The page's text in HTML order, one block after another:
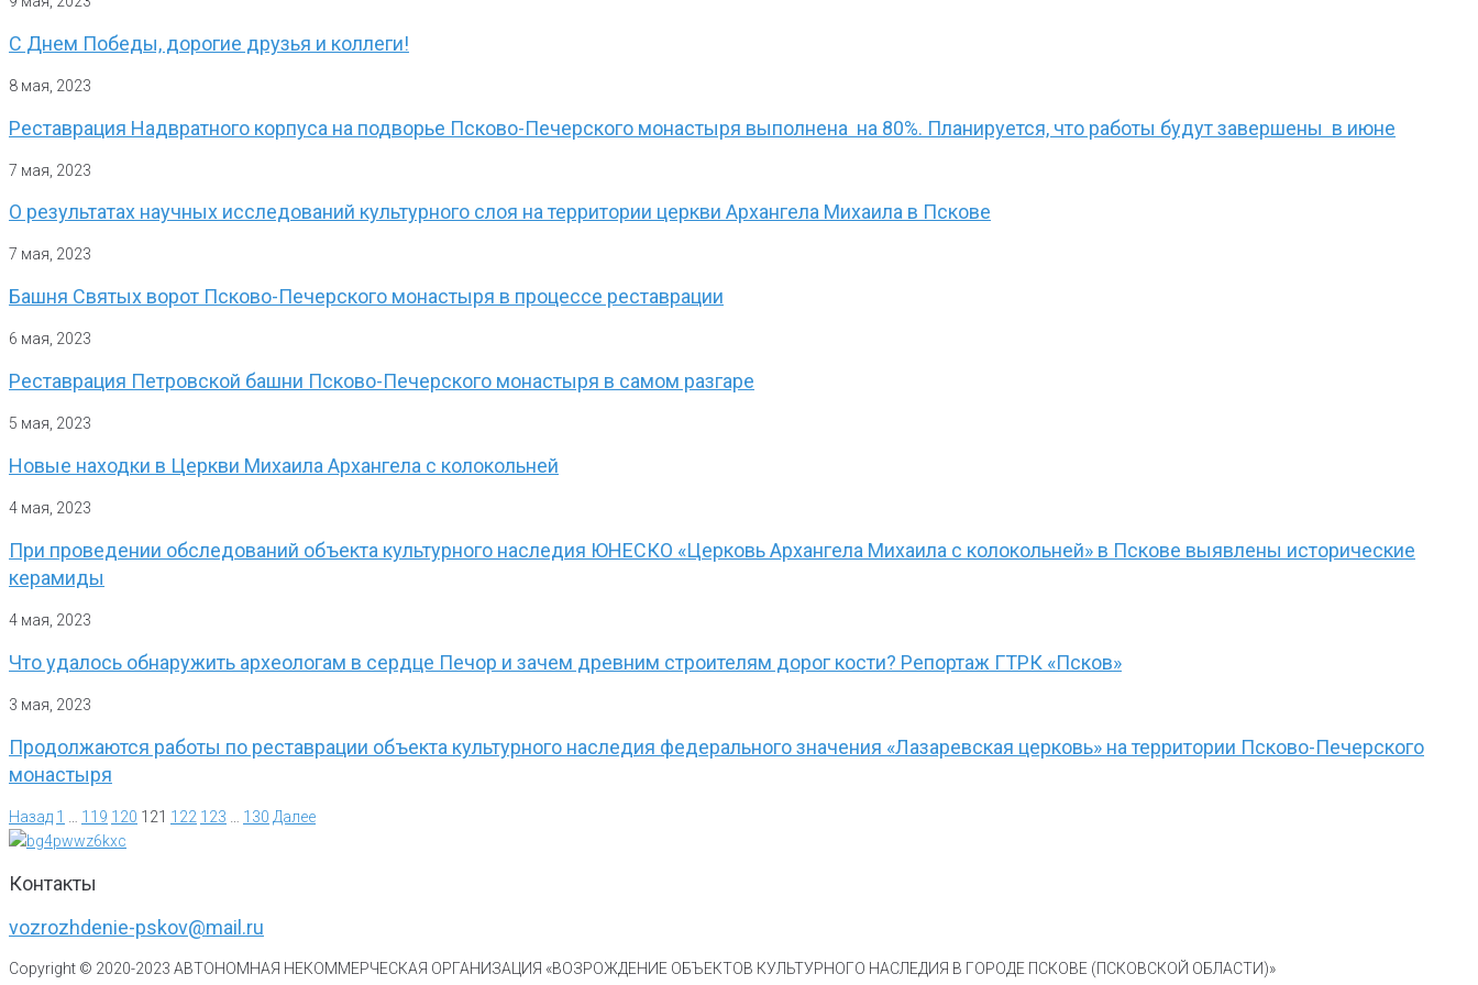
С Днем Победы, дорогие друзья и коллеги!
8 мая, 2023
Реставрация Надвратного корпуса на подворье Псково-Печерского монастыря выполнена на 80%. Планируется, что работы будут завершены в июне
7 мая, 2023
О результатах научных исследований культурного слоя на территории церкви Архангела Михаила в Пскове
7 мая, 2023
Башня Святых ворот Псково-Печерского монастыря в процессе реставрации
6 мая, 2023
Реставрация Петровской башни Псково-Печерского монастыря в самом разгаре
5 мая, 2023
Новые находки в Церкви Михаила Архангела с колокольней
4 мая, 2023
При проведении обследований объекта культурного наследия ЮНЕСКО «Церковь Архангела Михаила с колокольней» в Пскове выявлены исторические
керамиды
4 мая, 2023
Что удалось обнаружить археологам в сердце Печор и зачем древним строителям дорог кости? Репортаж ГТРК «Псков»
3 мая, 2023
Продолжаются работы по реставрации объекта культурного наследия федерального значения «Лазаревская церковь» на территории Псково-Печерского
монастыря
Назад 1 119 120 121 122 123 130 Далее
Контакты
vozrozhdenie-pskov@mail.ru
Copyright © 2020-2023 АВТОНОМНАЯ НЕКОММЕРЧЕСКАЯ ОРГАНИЗАЦИЯ «ВОЗРОЖДЕНИЕ ОБЪЕКТОВ КУЛЬТУРНОГО НАСЛЕДИЯ В ГОРОДЕ ПСКОВЕ (ПСКОВСКОЙ ОБЛАСТИ)»